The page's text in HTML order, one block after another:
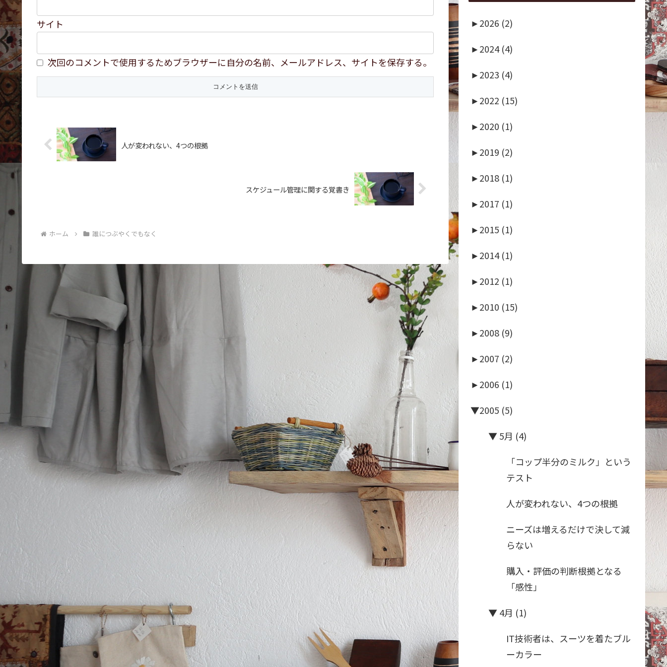
サイト
次回のコメントで使用するためブラウザーに自分の名前、メールアドレス、サイトを保存する。
人が変われない、4つの根拠
スケジュール管理に関する覚書き
ホーム 誰につぶやくでもなく
►2026 (2)
►2024 (4)
►2023 (4)
►2022 (15)
►2020 (1)
►2019 (2)
►2018 (1)
►2017 (1)
►2015 (1)
►2014 (1)
►2012 (1)
►2010 (15)
►2008 (9)
►2007 (2)
►2006 (1)
▼2005 (5)
▼5月 (4)
「コップ半分のミルク」という
テスト
人が変われない、4つの根拠
ニーズは増えるだけで決して減
らない
購入・評価の判断根拠となる
「感性」
▼4月 (1)
IT技術者は、スーツを着たブル
ーカラー